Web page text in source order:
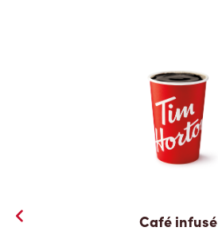
Café infusé